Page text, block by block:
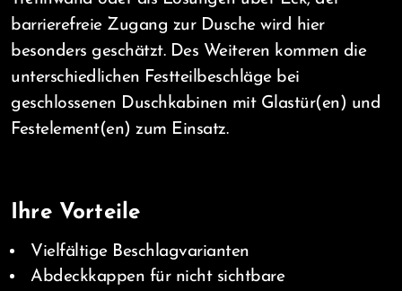
barrierefreie Zugang zur Dusche wird hier
besonders geschätzt. Des Weiteren kommen die
unterschiedlichen Festteilbeschläge bei
geschlossenen Duschkabinen mit Glastür(en) und
Festelement(en) zum Einsatz.
Ihre Vorteile
Vielfältige Beschlagvarianten
Abdeckkappen für nicht sichtbare